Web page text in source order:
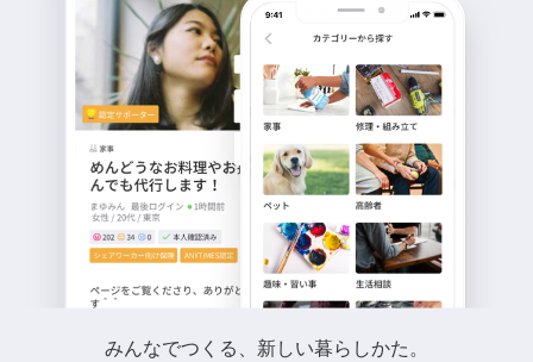
みんなでつくる、新しい暮らしかた。